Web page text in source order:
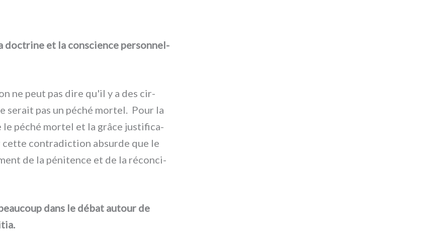
et la con­scien­ce per­son­nel­
ne peut pas dire qu'il y a des cir­
serait pas un péché mor­tel. Pour la
péché mor­tel et la grâ­ce justi­fi­ca­
con­tra­dic­tion absur­de que le
de la péni­ten­ce et de la récon­ci­
dans le débat autour de